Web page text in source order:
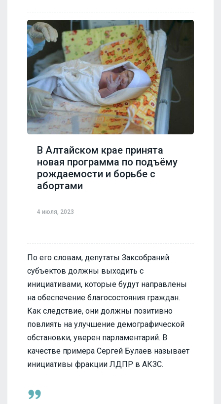
В Алтайском крае принята
новая программа по подъёму
рождаемости и борьбе с
абортами
4 июля, 2023
По его словам, депутаты Заксобраний
субъектов должны выходить с
инициативами, которые будут направлены
на обеспечение благосостояния граждан.
Как следствие, они должны позитивно
повлиять на улучшение демографической
обстановки, уверен парламентарий. В
качестве примера Сергей Булаев называет
инициативы фракции ЛДПР в АКЗС.